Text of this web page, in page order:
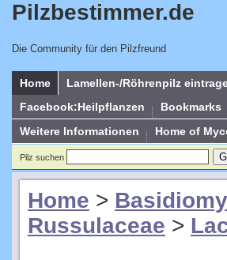
Pilzbestimmer.de
Die Community für den Pilzfreund
Home Lamellen-/Röhrenpilz
Facebook:Heilpflanzen
Bookmarks
Weitere Informationen
Home of
Pilz suchen
Home >
Russulaceae >